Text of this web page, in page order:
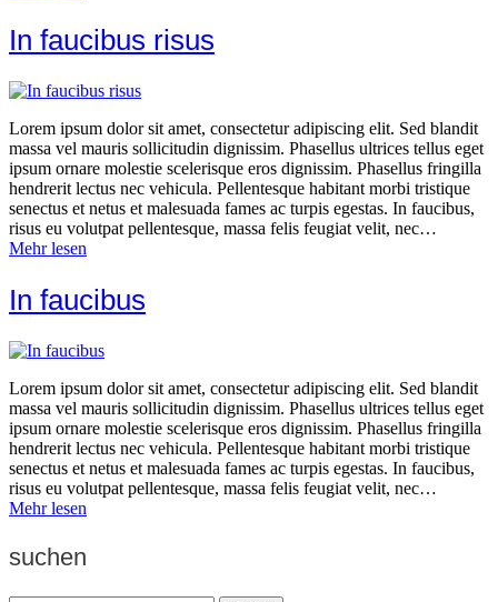
In faucibus risus
Lorem ipsum dolor sit amet, consectetur adipiscing elit. Sed blandit
massa vel mauris sollicitudin dignissim. Phasellus ultrices tellus eget
ipsum ornare molestie scelerisque eros dignissim. Phasellus fringilla
hendrerit lectus nec vehicula. Pellentesque habitant morbi tristique
senectus et netus et malesuada fames ac turpis egestas. In faucibus,
risus eu volutpat pellentesque, massa felis feugiat velit, nec…
Mehr lesen
In faucibus
Lorem ipsum dolor sit amet, consectetur adipiscing elit. Sed blandit
massa vel mauris sollicitudin dignissim. Phasellus ultrices tellus eget
ipsum ornare molestie scelerisque eros dignissim. Phasellus fringilla
hendrerit lectus nec vehicula. Pellentesque habitant morbi tristique
senectus et netus et malesuada fames ac turpis egestas. In faucibus,
risus eu volutpat pellentesque, massa felis feugiat velit, nec…
Mehr lesen
suchen